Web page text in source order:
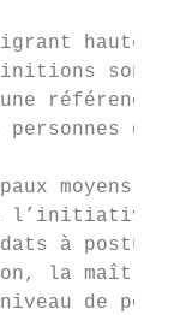
sont
référence
moyens
l’initiative
à
la
de